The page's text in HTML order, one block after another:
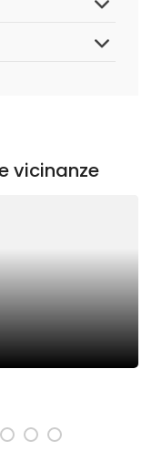
vicinanze